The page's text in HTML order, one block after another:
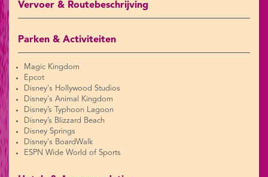
Vervoer & Routebeschrijving
Parken & Activiteiten
Magic Kingdom
Epcot
Disney's Hollywood Studios
Disney's Animal Kingdom
Disney’s Typhoon Lagoon
Disney’s Blizzard Beach
Disney Springs
Disney's BoardWalk
ESPN Wide World of Sports